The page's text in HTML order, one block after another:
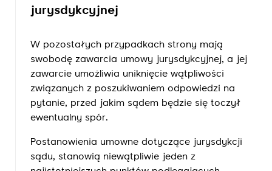
jurysdykcyjnej
W pozostałych przypadkach strony mają
swobodę zawarcia umowy jurysdykcyjnej, a jej
zawarcie umożliwia uniknięcie wątpliwości
związanych z poszukiwaniem odpowiedzi na
pytanie, przed jakim sądem będzie się toczył
ewentualny spór.
Postanowienia umowne dotyczące jurysdykcji
sądu, stanowią niewątpliwie jeden z